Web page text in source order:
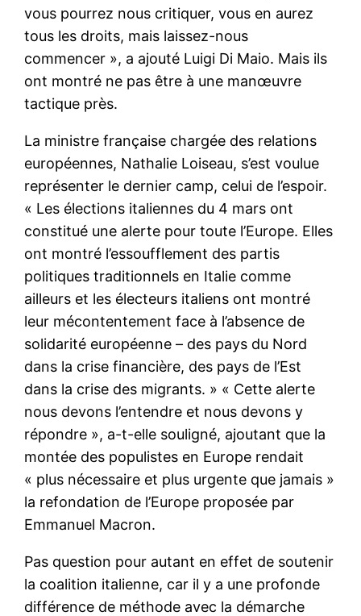
vous pourrez nous critiquer, vous en aurez
tous les droits, mais laissez-nous
commencer », a ajouté Luigi Di Maio. Mais ils
ont montré ne pas être à une manœuvre
tactique près.
La ministre française chargée des relations
européennes, Nathalie Loiseau, s’est voulue
représenter le dernier camp, celui de l’espoir.
« Les élections italiennes du 4 mars ont
constitué une alerte pour toute l’Europe. Elles
ont montré l’essoufflement des partis
politiques traditionnels en Italie comme
ailleurs et les électeurs italiens ont montré
leur mécontentement face à l’absence de
solidarité européenne – des pays du Nord
dans la crise financière, des pays de l’Est
dans la crise des migrants. » « Cette alerte
nous devons l’entendre et nous devons y
répondre », a-t-elle souligné, ajoutant que la
montée des populistes en Europe rendait
« plus nécessaire et plus urgente que jamais »
la refondation de l’Europe proposée par
Emmanuel Macron.
Pas question pour autant en effet de soutenir
la coalition italienne, car il y a une profonde
différence de méthode avec la démarche